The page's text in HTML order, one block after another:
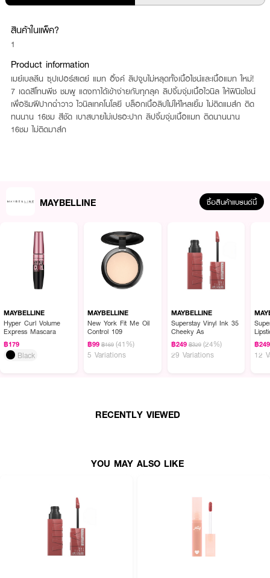
สินค้าในแพ็ค?
1
Product information
เมย์เบลลีน ซุปเปอร์สเตย์ แมท อิ้งค์ ลิปจูบไม่หลุดทั้งเนื้อไชน์และเนื้อแมท ใหม่!
7 เฉดสีโทนพีช ชมพู แดงทาได้เข้าง่ายกับทุกลุค ลิปจิ้มจุ่มเนื้อไวนิล ให้ฟินิชไชน์
เพื่อริมฝีปากฉ่ำวาว ไวนิลเทคโนโลยี บล็อกเนื้อลิปไม่ให้ไหลเยิ้ม ไม่ติดแมส์ก ติด
ทนนาน 16ชม สีชัด เบาสบายไม่เปรอะปาก ลิปจิ้มจุ่มเนื้อแมท ติดนานนาน
16ชม ไม่ติดมาส์ก
MAYBELLINE ซื้อสินค้าแบรนด์นี้
MAYBELLINE
Hyper Curl Volume
Express Mascara
฿179
Black
MAYBELLINE
New York Fit Me Oil
Control 109
฿99 ฿169 (41%)
5 Variations
MAYBELLINE
Superstay Vinyl Ink 35
Cheeky As
฿249 ฿329 (24%)
29 Variations
฿249
12
RECENTLY VIEWED
YOU MAY ALSO LIKE